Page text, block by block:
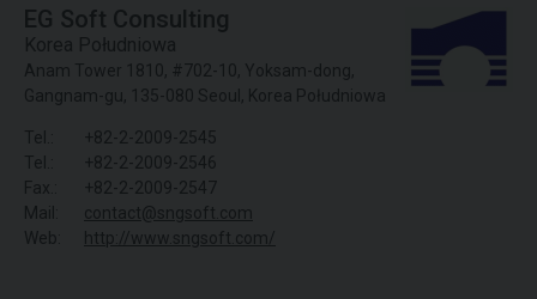
EG Soft Consulting
Korea Południowa
Anam Tower 1810, #702-10, Yoksam-dong,
Gangnam-gu, 135-080 Seoul, Korea Południowa
Tel.:
+82-2-2009-2545
Tel.:
+82-2-2009-2546
Fax.:
+82-2-2009-2547
Mail:
contact@sngsoft.com
Web:
http://www.sngsoft.com/